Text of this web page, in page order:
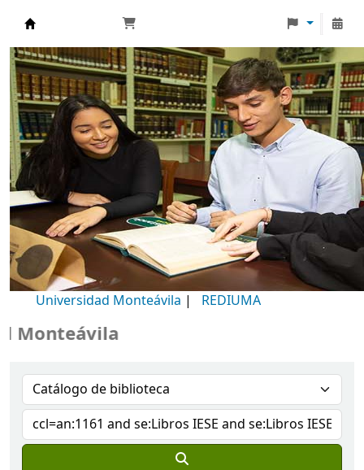
Biblioteca Universidad Monteávila
Universidad Monteávila | REDIUMA